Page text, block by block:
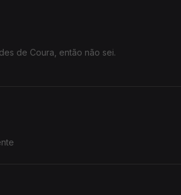
de Coura, então não sei.